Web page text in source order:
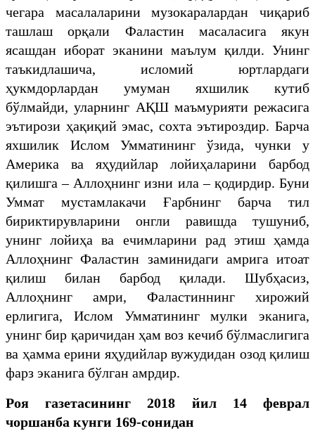
чегара масалаларини музокаралардан чиқариб
ташлаш орқали Фаластин масаласига якун
ясашдан иборат эканини маълум қилди. Унинг
таъкидлашича, исломий юртлардаги
ҳукмдорлардан умуман яхшилик кутиб
бўлмайди, уларнинг АҚШ маъмурияти режасига
эътирози ҳақиқий эмас, сохта эътироздир. Барча
яхшилик Ислом Умматининг ўзида, чунки у
Америка ва яҳудийлар лойиҳаларини барбод
қилишга – Аллоҳнинг изни ила – қодирдир. Буни
Уммат мустамлакачи Ғарбнинг барча тил
бириктирувларини онгли равишда тушуниб,
унинг лойиҳа ва ечимларини рад этиш ҳамда
Аллоҳнинг Фаластин заминидаги амрига итоат
қилиш билан барбод қилади. Шубҳасиз,
Аллоҳнинг амри, Фаластиннинг хирожий
ерлигига, Ислом Умматининг мулки эканига,
унинг бир қаричидан ҳам воз кечиб бўлмаслигига
ва ҳамма ерини яҳудийлар вужудидан озод қилиш
фарз эканига бўлган амрдир.
Роя газетасининг 2018 йил 14 феврал
чоршанба кунги 169-сонидан